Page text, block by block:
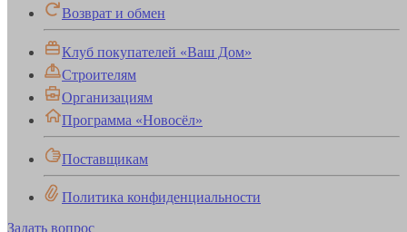
Возврат и обмен
Клуб покупателей «Ваш Дом»
Строителям
Организациям
Программа «Новосёл»
Поставщикам
Политика конфиденциальности
Задать вопрос